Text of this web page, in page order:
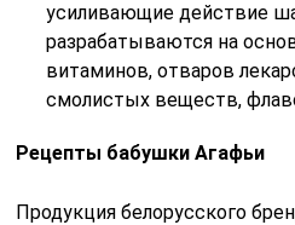
усиливающие действие
разрабатываются на
витаминов, отваров
смолистых веществ,
Рецепты бабушки Агафьи
Продукция белорусского